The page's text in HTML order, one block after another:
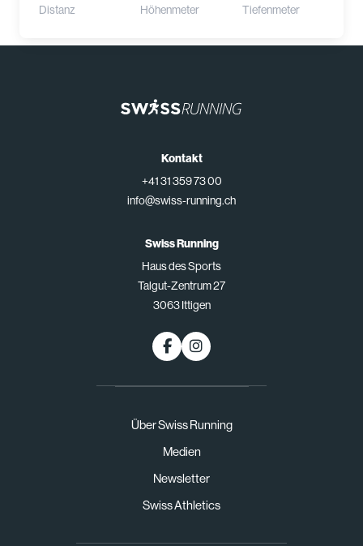
Distanz Höhenmeter Tiefenmeter
Über Swiss Running
Medien
Newsletter
Swiss Athletics
Kontakt
+41 31 359 73 00
info@swiss-running.ch
Swiss Running
Haus des Sports
Talgut-Zentrum 27
3063 Ittigen